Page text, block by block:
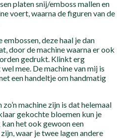
platen snij/emboss mallen en
voert, waarna de figuren van de
deze haal je dan
door de machine waarna er ook
gedrukt. Klinkt erg
mee. De machine van mij is
een handeltje om handmatig
machine zijn is dat helemaal
gekochte bloemen kun je
het ook gewoon een
waar je twee lagen andere